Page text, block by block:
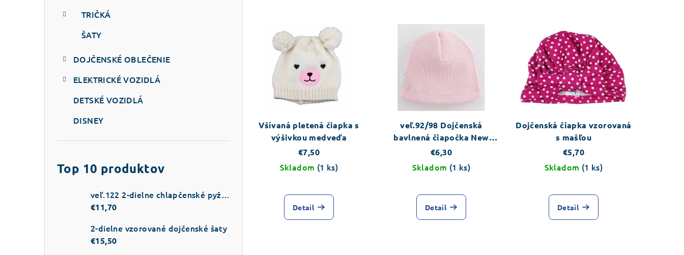
TRIČKÁ
ŠATY
DOJČENSKÉ OBLEČENIE
ELEKTRICKÉ VOZIDLÁ
DETSKÉ VOZIDLÁ
DISNEY
Top 10 produktov
veľ.122 2-dielne chlapčenské pyžamo s dlhým rukávom - vzor auta
€11,70
2-dielne vzorované dojčenské šaty
€15,50
Všívaná pletená čiapka s
výšivkou medveďa
€7,50
Skladom (1 ks)
Detail
veľ.92/98 Dojčenská
bavlnená čiapočka New
Baby Luxury clothing
ružová
€6,30
Skladom (1 ks)
Detail
Dojčenská čiapka vzorovaná
s mašľou
€5,70
Skladom (1 ks)
Detail